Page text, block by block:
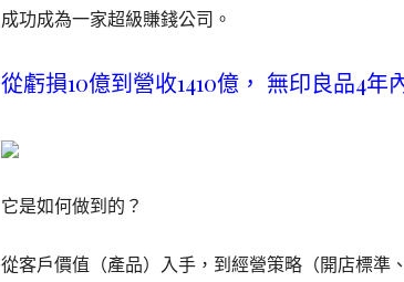
成功成為一家超級賺錢公司。
從虧損10億到營收1410億， 無印良品4年
它是如何做到的？
從客戶價值（產品）入手，到經營策略（開店標準